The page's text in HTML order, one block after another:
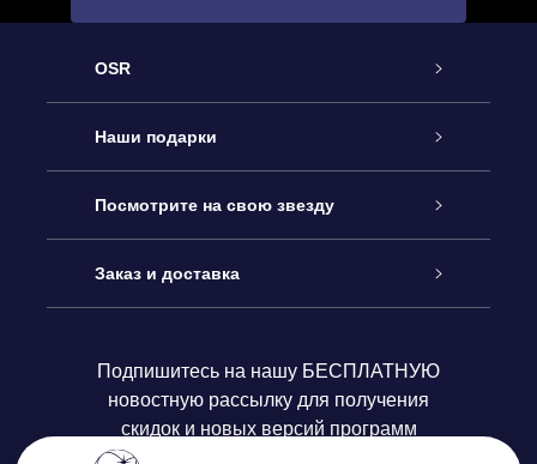
OSR
Обслуживание
Как с нами связаться
Блог
Отзывы
Наши подарки
Онлайн подарок Online Star Gift
Подарочный набор OSR
Подарочная карта OSR
Посмотрите на свою звезду
Звездный реестр
Персонализированная страница Star Page
Заказ и доставка
Платежная информация
Подпишитесь на нашу БЕСПЛАТНУЮ
новостную рассылку для получения
скидок и новых версий программ